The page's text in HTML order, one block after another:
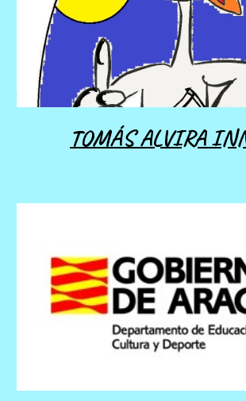
TOMÁS ALVIRA